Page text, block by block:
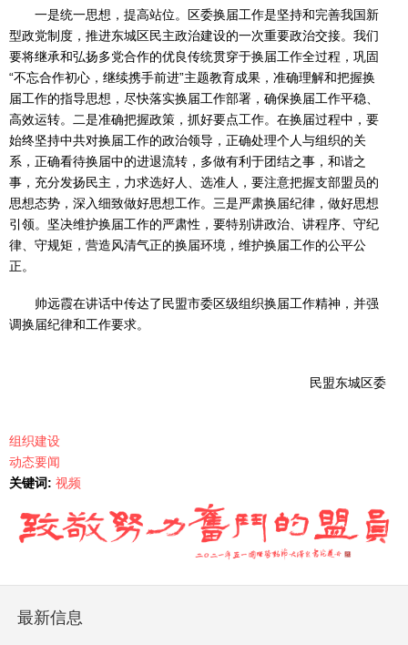
一是统一思想，提高站位。区委换届工作是坚持和完善我国新
型政党制度，推进东城区民主政治建设的一次重要政治交接。我们
要将继承和弘扬多党合作的优良传统贯穿于换届工作全过程，巩固
“不忘合作初心，继续携手前进”主题教育成果，准确理解和把握换
届工作的指导思想，尽快落实换届工作部署，确保换届工作平稳、
高效运转。二是准确把握政策，抓好要点工作。在换届过程中，要
始终坚持中共对换届工作的政治领导，正确处理个人与组织的关
系，正确看待换届中的进退流转，多做有利于团结之事，和谐之
事，充分发扬民主，力求选好人、选准人，要注意把握支部盟员的
思想态势，深入细致做好思想工作。三是严肃换届纪律，做好思想
引领。坚决维护换届工作的严肃性，要特别讲政治、讲程序、守纪
律、守规矩，营造风清气正的换届环境，维护换届工作的公平公
正。
帅远霞在讲话中传达了民盟市委区级组织换届工作精神，并强
调换届纪律和工作要求。
民盟东城区委
组织建设
动态要闻
关键词: 视频
最新信息